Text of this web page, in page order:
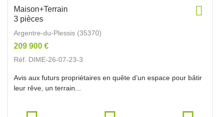
Maison+Terrain
3 pièces
Argentre-du-Plessis (35370)
209 900 €
Réf. DIME-26-07-23-3
Avis aux futurs propriétaires en quête d’un espace pour bâtir
leur rêve, un terrain...